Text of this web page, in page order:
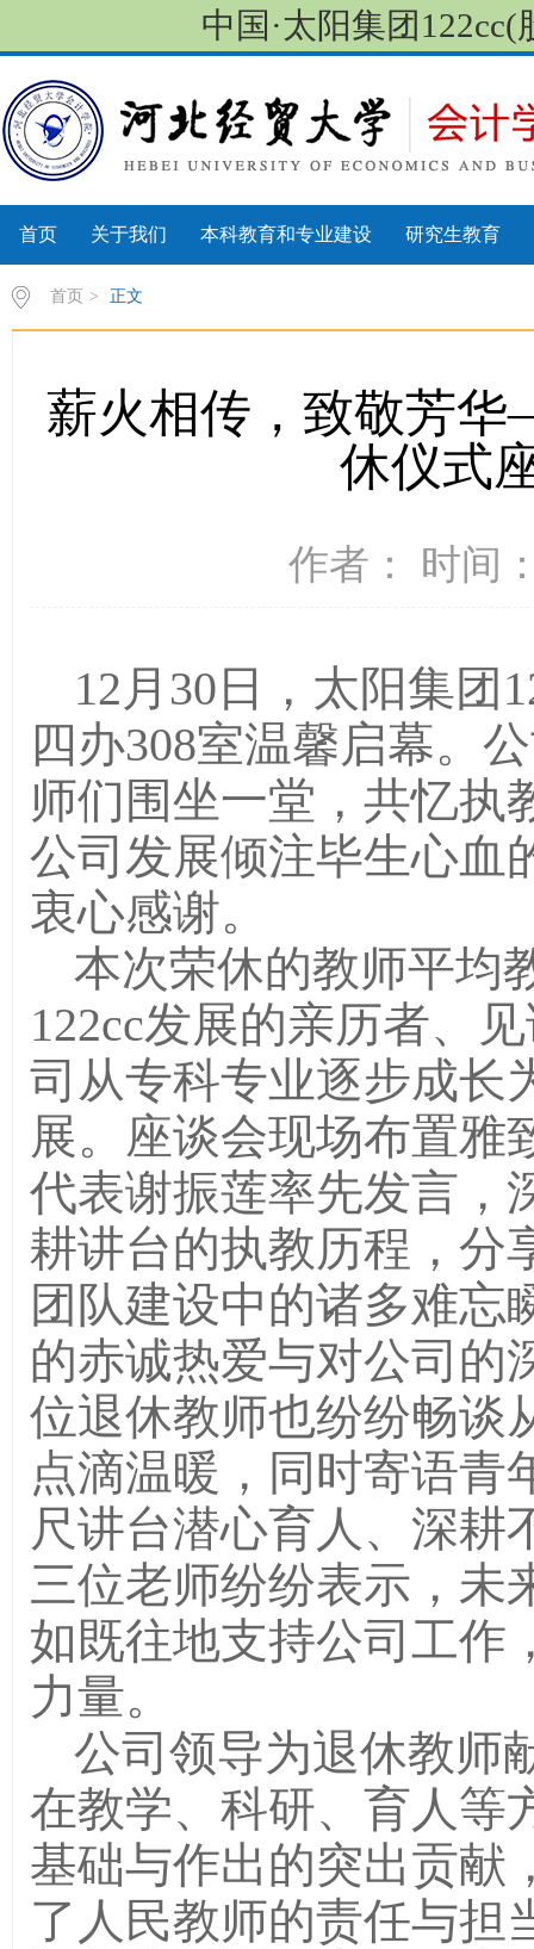
中国·太阳集团
首页 关于我们 本科教育和专业建设 研究生教育
首页 > 正文
薪火相传，致敬芳
休仪式
作者： 时间
12月30日，太阳集团
四办308室温馨启幕。
师们围坐一堂，共忆执
公司发展倾注毕生心血
衷心感谢。
本次荣休的教师平均
122cc发展的亲历者、
司从专科专业逐步成长
展。座谈会现场布置雅
代表谢振莲率先发言，
耕讲台的执教历程，分
团队建设中的诸多难忘
的赤诚热爱与对公司的
位退休教师也纷纷畅谈
点滴温暖，同时寄语青
尺讲台潜心育人、深耕
三位老师纷纷表示，未
如既往地支持公司工作
力量。
公司领导为退休教师
在教学、科研、育人等
基础与作出的突出贡献
了人民教师的责任与担